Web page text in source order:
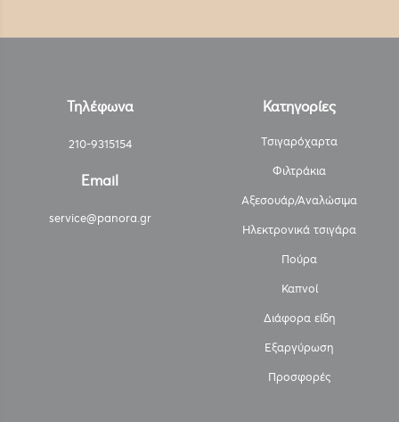
Τηλέφωνα
210-9315154
Email
service@panora.gr
Κατηγορίες
Τσιγαρόχαρτα
Φιλτράκια
Αξεσουάρ/Αναλώσιμα
Ηλεκτρονικά τσιγάρα
Πούρα
Καπνοί
Διάφορα είδη
Εξαργύρωση
Προσφορές